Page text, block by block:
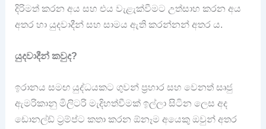
දිරිමත් කරන අය සහ එය වැළැක්වීමට උත්සාහ කරන අය
අතර හා යුදවාදීන් සහ සාමය ඇති කරන්නන් අතර ය.
යුදවාදීන් කවුද?
ඉරානය සමඟ යුද්ධයකට ගුවන් ප්‍රහාර සහ වෙනත් සෘජු
ඇමරිකානු මිලිටරි මැදිහත්වීමක් ඉල්ලා සිටින ලෙස අද
ඩොනල්ඩ් ට්‍රම්ප්ට කතා කරන ඕනෑම අයෙකු ඔවුන් අතර